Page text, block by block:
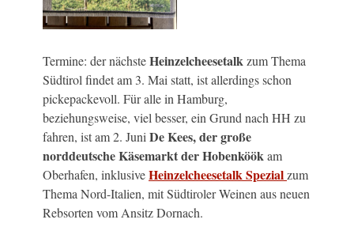
Termine: der nächsteHeinzelcheesetalkzum Thema
Südtirol findet am 3. Mai statt, ist allerdings schon
pickepackevoll. Für alle in Hamburg,
beziehungsweise, viel besser, ein Grund nach HH zu
fahren, ist am 2. JuniDe Kees, der große
norddeutsche Käsemarkt der Hobenköökam
Oberhafen, inklusiveHeinzelcheesetalk Spezialzum
Thema Nord-Italien, mit Südtiroler Weinen aus neuen
Rebsorten vom Ansitz Dornach.